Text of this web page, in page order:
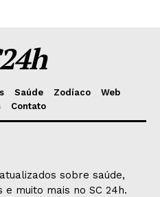
Saúde Zodíaco
Web
Contato
sobre saúde,
muito mais no SC 24h.